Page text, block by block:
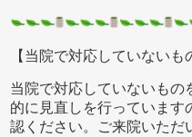
【当院で対応していないも
当院で対応していないもの
的に見直しを行っています
認ください。ご来院いただ